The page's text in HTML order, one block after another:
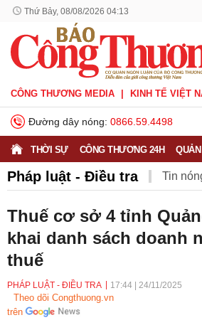
Thứ Bảy, 08/08/2026 04:13
CÔNG THƯƠNG MEDIA KINH TẾ VIỆT
Đường dây nóng: 0866.59.4498
THỜI SỰ CÔNG THƯƠNG 24H
Pháp luật - Điều tra Tin
Thuế cơ sở 4 tỉnh
khai danh sách doanh
thuế
PHÁP LUẬT - ĐIỀU TRA 17:44 24/11/2025
Theo dõi Congthuong.vn
trên